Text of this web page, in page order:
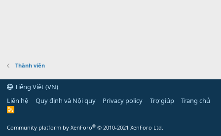
Thành viên
Tiếng Việt (VN)
Liên hệ
Quy định và Nội quy Privacy policy Trợ giúp Trang chủ
R
Community platform by XenForo® © 2010-2021 XenForo Ltd.